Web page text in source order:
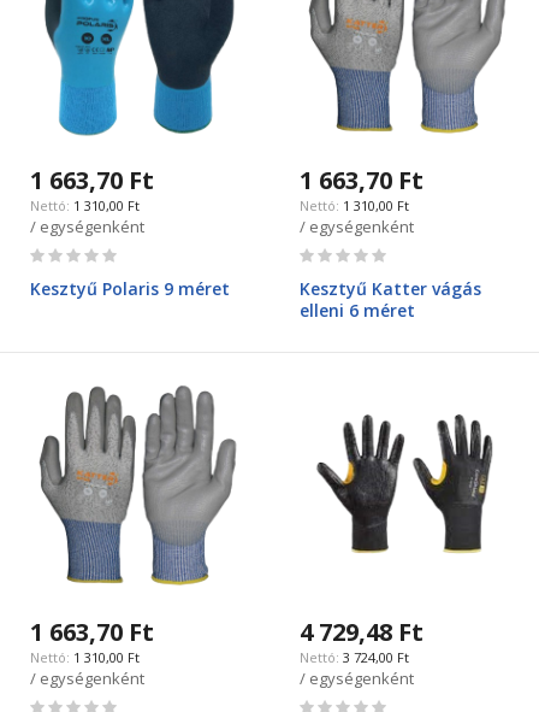
1 663,70 Ft
1 310,00 Ft
/ egységenként
Rating:
Kesztyű Polaris 9 méret
1 663,70 Ft
1 310,00 Ft
/ egységenként
Rating:
Kesztyű Katter vágás
elleni 6 méret
1 663,70 Ft
1 310,00 Ft
/ egységenként
Rating:
4 729,48 Ft
3 724,00 Ft
/ egységenként
Rating: